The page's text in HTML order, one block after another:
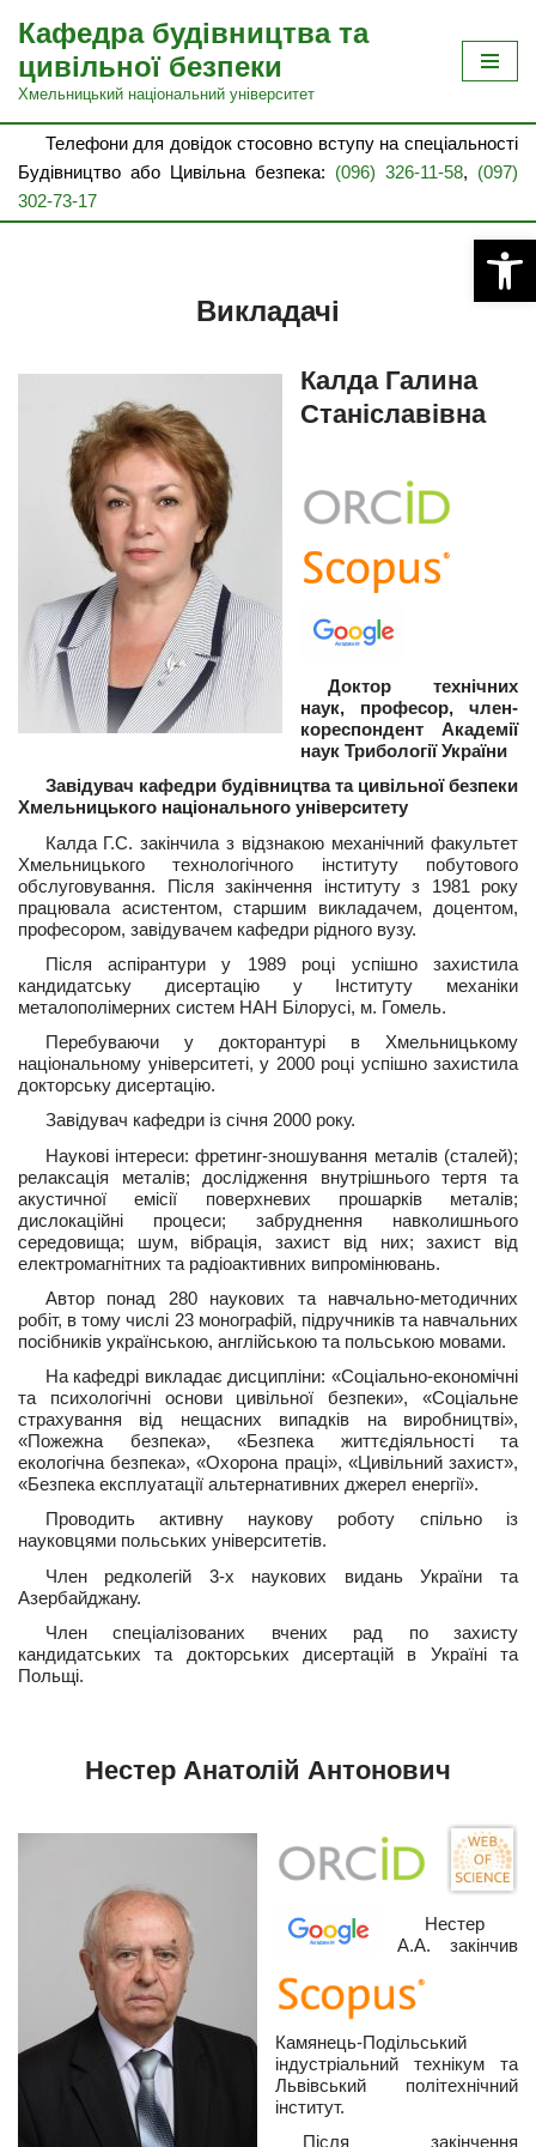
Перейти
до
вмісту
Кафедра будівництва та
цивільної безпеки
Хмельницький національний університет
Телефони для довідок стосовно вступу на спеціальності
Будівництво або Цивільна безпека: (096) 326-11-58, (097)
302-73-17
Викладачі
Калда Галина
Станіславівна
Доктор технічних
наук, професор, член-
кореспондент Академії
наук Трибології України
Завідувач кафедри будівництва та цивільної безпеки
Хмельницького національного університету
Калда Г.С. закінчила з відзнакою механічний факультет
Хмельницького технологічного інституту побутового
обслуговування. Після закінчення інституту з 1981 року
працювала асистентом, старшим викладачем, доцентом,
професором, завідувачем кафедри рідного вузу.
Після аспірантури у 1989 році успішно захистила
кандидатську дисертацію у Інституту механіки
металополімерних систем НАН Білорусі, м. Гомель.
Перебуваючи у докторантурі в Хмельницькому
національному університеті, у 2000 році успішно захистила
докторську дисертацію.
Завідувач кафедри із січня 2000 року.
Наукові інтереси: фретинг-зношування металів (сталей);
релаксація металів; дослідження внутрішнього тертя та
акустичної емісії поверхневих прошарків металів;
дислокаційні процеси; забруднення навколишнього
середовища; шум, вібрація, захист від них; захист від
електромагнітних та радіоактивних випромінювань.
Автор понад 280 наукових та навчально-методичних
робіт, в тому числі 23 монографій, підручників та навчальних
посібників українською, англійською та польською мовами.
На кафедрі викладає дисципліни: «Соціально-економічні
та психологічні основи цивільної безпеки», «Соціальне
страхування від нещасних випадків на виробництві»,
«Пожежна безпека», «Безпека життєдіяльності та
екологічна безпека», «Охорона праці», «Цивільний захист»,
«Безпека експлуатації альтернативних джерел енергії».
Проводить активну наукову роботу спільно із
науковцями польських університетів.
Член редколегій 3-х наукових видань України та
Азербайджану.
Член спеціалізованих вчених рад по захисту
кандидатських та докторських дисертацій в Україні та
Польщі.
Нестер Анатолій Антонович
Нестер
А.А. закінчив
Камянець-Подільський
індустріальний технікум та
Львівський політехнічний
інститут.
Після закінчення